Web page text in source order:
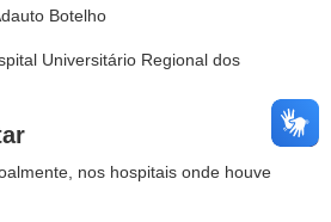
Botelho
Universitário Regional dos
nos hospitais onde houve